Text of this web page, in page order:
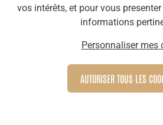
Webdesign by
Optique Cécile | Rue Grande 19
BE 0560.825.492 | T : 065/
vos intérêts, et pour vous
informations
Personnaliser mes
AUTORISER TOUS LES